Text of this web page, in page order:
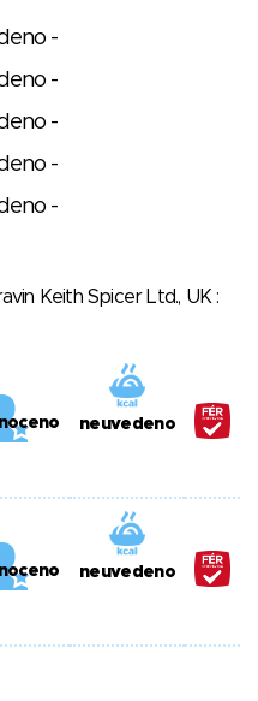
-
-
-
-
-
Keith Spicer Ltd., UK :
neuvedeno
neuvedeno